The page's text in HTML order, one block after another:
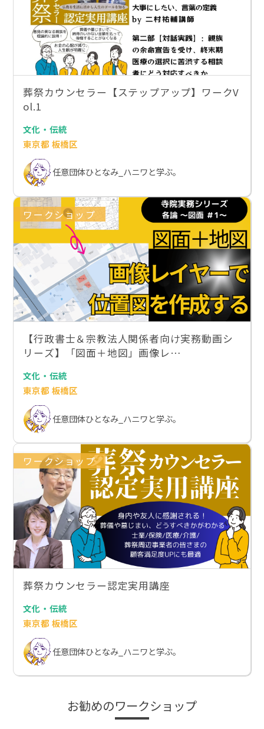
葬祭カウンセラー【ステップアップ】ワークV
ol.1
文化・伝統
東京都 板橋区
任意団体ひとなみ_ハニワと学ぶ。
ワークショップ
【行政書士＆宗教法人関係者向け実務動画シ
リーズ】「図面＋地図」画像レ…
文化・伝統
東京都 板橋区
任意団体ひとなみ_ハニワと学ぶ。
ワークショップ
葬祭カウンセラー認定実用講座
文化・伝統
東京都 板橋区
任意団体ひとなみ_ハニワと学ぶ。
お勧めのワークショップ